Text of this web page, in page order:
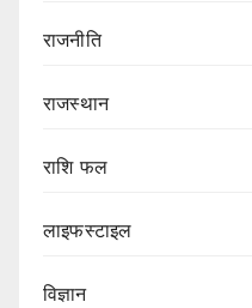
राजनीति
राजस्थान
राशि फल
लाइफस्टाइल
विज्ञान